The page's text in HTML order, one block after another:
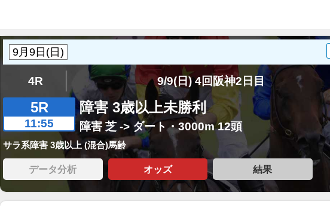
4R 9/9(日) 4回阪神2日目
5R
11:55
障害 3歳以上未勝利
障害 芝 -> ダート・3000m 12頭
サラ系障害 3歳以上 (混合)馬齢
データ分析 オッズ 結果